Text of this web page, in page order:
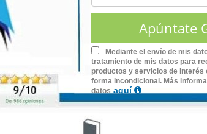
redes de datos
para comprobar el funcionamiento básico de
cierre de proyecto, capacitando al equipo de
telemática
su puesta en marcha, verificar y probar de
Mediante el envío de mis
tratamiento de mis datos para
productos y servicios de interés
forma incondicional. Más
datos aquí